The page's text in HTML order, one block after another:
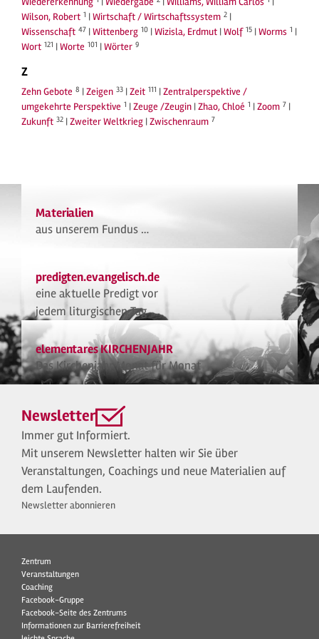
Wilson, Robert 1 |Wirtschaft / Wirtschaftssystem 2 |
Wissenschaft 47 |Wittenberg 10 |Wizisla, Erdmut |Wolf 15 |Worms 1 |
Wort 121 |Worte 101 |Wörter 9
Z
Zehn Gebote 8 |Zeigen 33 |Zeit 111 |Zentralperspektive /
umgekehrte Perspektive 1 |Zeuge /Zeugin |Zhao, Chloé 1 |Zoom 7 |
Zukunft 32 |Zweiter Weltkrieg |Zwischenraum 7
Materialien
aus unserem Fundus …
predigten.evangelisch.de
eine aktuelle Predigt vor
jedem liturgischen Tag
elementares KIRCHENJAHR
Das Kirchenjahr Monat für Monat
Newsletter
Immer gut Informiert.
Mit unserem Newsletter halten wir Sie über
Veranstaltungen, Coachings und neue Materialien auf
dem Laufenden.
Newsletter abonnieren
Zentrum
Veranstaltungen
Coaching
Facebook-Gruppe
Facebook-Seite des Zentrums
Informationen zur Barrierefreiheit